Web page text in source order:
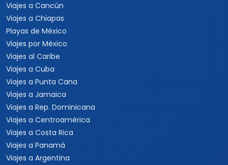
Viajes a Cancún
Viajes a Chiapas
Playas de México
Viajes por México
Viajes al Caribe
Viajes a Cuba
Viajes a Punta Cana
Viajes a Jamaica
Viajes a Rep. Dominicana
Viajes a Centroamérica
Viajes a Costa Rica
Viajes a Panamá
Viajes a Argentina